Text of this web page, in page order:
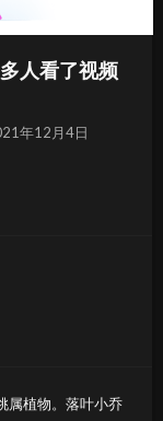
人看了视频
年12月4日
属植物。落叶小乔